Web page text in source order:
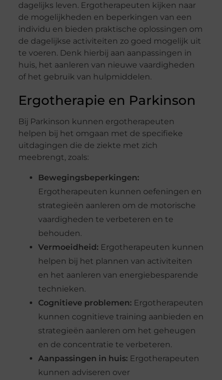
dagelijks leven. Ergotherapeuten kijken naar
de mogelijkheden en beperkingen van een
individu en bieden praktische oplossingen om
de dagelijkse activiteiten zo goed mogelijk uit
te voeren. Denk hierbij aan aanpassingen in
huis, het aanleren van nieuwe vaardigheden
of het gebruik van hulpmiddelen.
Ergotherapie en Parkinson
Bij Parkinson kunnen ergotherapeuten
helpen bij het omgaan met de specifieke
uitdagingen die de ziekte met zich
meebrengt, zoals:
Bewegingsbeperkingen:
Ergotherapeuten kunnen oefeningen en
strategieën aanleren om de motorische
vaardigheden te verbeteren en te
behouden.
Vermoeidheid: Ergotherapeuten kunnen
helpen bij het plannen van activiteiten
en het aanleren van energiebesparende
technieken.
Cognitieve problemen: Ergotherapeuten
kunnen cognitieve training aanbieden en
strategieën aanleren om het geheugen
en de concentratie te verbeteren.
Aanpassingen in huis: Ergotherapeuten
kunnen adviseren over